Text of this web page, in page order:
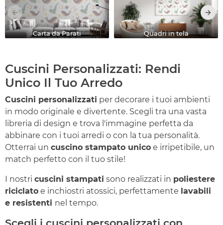
Carta da Parati Quadri in tela
Cuscini Personalizzati: Rendi
Unico Il Tuo Arredo
Cuscini personalizzati per decorare i tuoi ambienti
in modo originale e divertente. Scegli tra una vasta
libreria di design e trova l'immagine perfetta da
abbinare con i tuoi arredi o con la tua personalità.
Otterrai un cuscino stampato unico e irripetibile, un
match perfetto con il tuo stile!
I nostri cuscini stampati sono realizzati in poliestere
riciclato e inchiostri atossici, perfettamente lavabili
e resistenti nel tempo.